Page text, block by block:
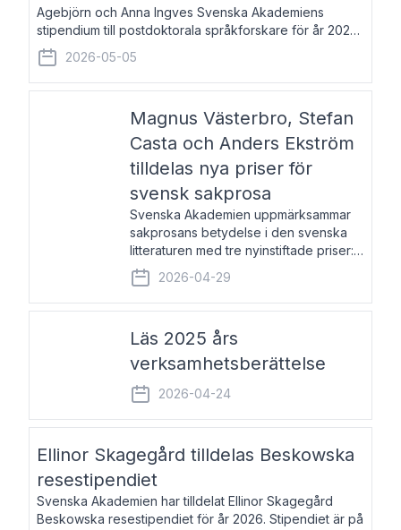
Agebjörn och Anna Ingves Svenska Akademiens
stipendium till postdoktorala språkforskare för år 2026.
Stipendiebeloppet är 75 000 kronor per mottagare.
Anders Agebjörn, född 1984, är universitet
2026-05-05
Magnus Västerbro, Stefan
Casta och Anders Ekström
tilldelas nya priser för
svensk sakprosa
Svenska Akademien uppmärksammar
sakprosans betydelse i den svenska
litteraturen med tre nyinstiftade priser:
Svenska Akademiens pris till
framstående författare av svensk
sakprosa som i år går till Magnus
2026-04-29
Läs 2025 års
verksamhetsberättelse
2026-04-24
Ellinor Skagegård tilldelas Beskowska
resestipendiet
Svenska Akademien har tilldelat Ellinor Skagegård
Beskowska resestipendiet för år 2026. Stipendiet är på